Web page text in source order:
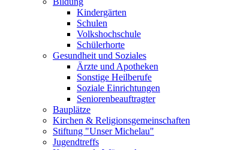
Kindergärten
Schulen
Volkshochschule
Schülerhorte
Gesundheit und Soziales
Ärzte und Apotheken
Sonstige Heilberufe
Soziale Einrichtungen
Seniorenbeauftragter
Bauplätze
Kirchen & Religionsgemeinschaften
Stiftung "Unser Michelau"
Jugendtreffs